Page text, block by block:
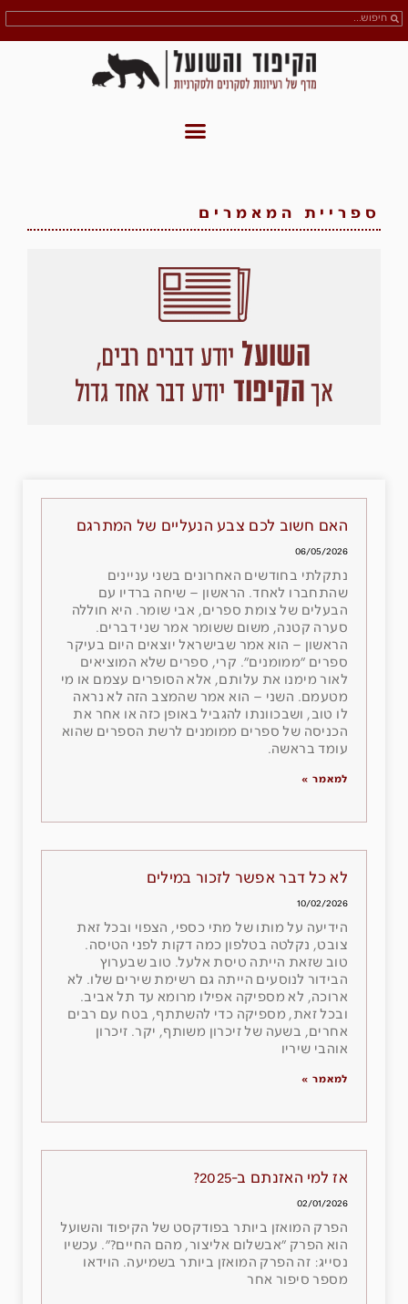
ספריית המאמרים
האם חשוב לכם צבע הנעליים של המתרגם
06/05/2026
נתקלתי בחודשים האחרונים בשני עניינים
שהתחברו לאחד. הראשון – שיחה ברדיו עם
הבעלים של צומת ספרים, אבי שומר. היא חוללה
סערה קטנה, משום ששומר אמר שני דברים.
הראשון – הוא אמר שבישראל יוצאים היום בעיקר
ספרים ״ממומנים״. קרי, ספרים שלא המוציאים
לאור מימנו את עלותם, אלא הסופרים עצמם או מי
מטעמם. השני – הוא אמר שהמצב הזה לא נראה
לו טוב, ושבכוונתו להגביל באופן כזה או אחר את
הכניסה של ספרים ממומנים לרשת הספרים שהוא
עומד בראשה.
למאמר »
לא כל דבר אפשר לזכור במילים
10/02/2026
הידיעה על מותו של מתי כספי, הצפוי ובכל זאת
צובט, נקלטה בטלפון כמה דקות לפני הטיסה.
טוב שזאת הייתה טיסת אלעל. טוב שבערוץ
הבידור לנוסעים הייתה גם רשימת שירים שלו. לא
ארוכה, לא מספיקה אפילו מרומא עד תל אביב.
ובכל זאת, מספיקה כדי להשתתף, בטח עם רבים
אחרים, בשעה של זיכרון משותף, יקר. זיכרון
אוהבי שיריו
למאמר »
אז למי האזנתם ב-2025?
02/01/2026
הפרק המואזן ביותר בפודקסט של הקיפוד והשועל
הוא הפרק ״אבשלום אליצור, מהם החיים?״. עכשיו
נסייג: זה הפרק המואזן ביותר בשמיעה. הוידאו
מספר סיפור אחר